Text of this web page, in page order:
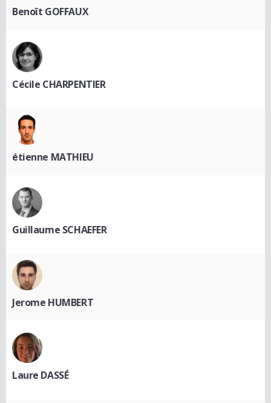
Benoît GOFFAUX
Cécile CHARPENTIER
étienne MATHIEU
Guillaume SCHAEFER
Jerome HUMBERT
Laure DASSÉ